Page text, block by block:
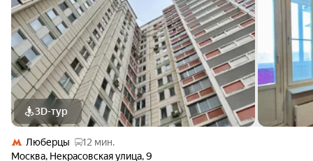
3D-тур
Люберцы
12 мин.
Москва, Некрасовская улица,9